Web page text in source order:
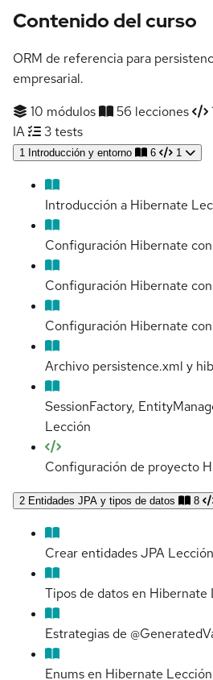
Contenido del curso
ORM de referencia para
empresarial.
10 módulos
56 lecciones
IA
3 tests
1 Introducción y entorno 6 1
Introducción a Hibernate
Configuración Hibernate
Configuración Hibernate
Configuración Hibernate
Archivo persistence.xml y
SessionFactory,
Lección
Configuración de proyecto
2 Entidades JPA y tipos de datos 8
Crear entidades JPA Lección
Tipos de datos en Hibernate
Estrategias de
Enums en Hibernate Lección